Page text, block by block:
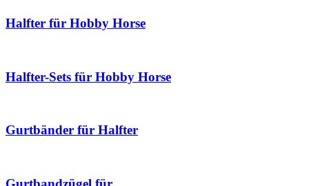
Halfter für Hobby Horse
Halfter-Sets für Hobby Horse
Gurtbänder für Halfter